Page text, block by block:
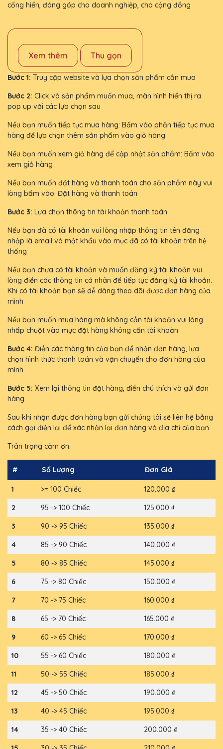
cống hiến, đóng góp cho doanh nghiệp, cho cộng đồng
Xem thêm Thu gọn
Bước 1: Truy cập website và lựa chọn sản phẩm cần mua
Bước 2: Click và sản phẩm muốn mua, màn hình hiển thị ra
pop up với các lựa chọn sau
Nếu bạn muốn tiếp tục mua hàng: Bấm vào phần tiếp tục mua
hàng để lựa chọn thêm sản phẩm vào giỏ hàng
Nếu bạn muốn xem giỏ hàng để cập nhật sản phẩm: Bấm vào
xem giỏ hàng
Nếu bạn muốn đặt hàng và thanh toán cho sản phẩm này vui
lòng bấm vào: Đặt hàng và thanh toán
Bước 3: Lựa chọn thông tin tài khoản thanh toán
Nếu bạn đã có tài khoản vui lòng nhập thông tin tên đăng
nhập là email và mật khẩu vào mục đã có tài khoản trên hệ
thống
Nếu bạn chưa có tài khoản và muốn đăng ký tài khoản vui
lòng điền các thông tin cá nhân để tiếp tục đăng ký tài khoản.
Khi có tài khoản bạn sẽ dễ dàng theo dõi được đơn hàng của
mình
Nếu bạn muốn mua hàng mà không cần tài khoản vui lòng
nhấp chuột vào mục đặt hàng không cần tài khoản
Bước 4: Điền các thông tin của bạn để nhận đơn hàng, lựa
chọn hình thức thanh toán và vận chuyển cho đơn hàng của
mình
Bước 5: Xem lại thông tin đặt hàng, điền chú thích và gửi đơn
hàng
Sau khi nhận được đơn hàng bạn gửi chúng tôi sẽ liên hệ bằng
cách gọi điện lại để xác nhận lại đơn hàng và địa chỉ của bạn.
Trân trọng cảm ơn.
# Số Lượng Đơn Giá
1 >= 100 Chiếc 120.000 ₫
2 95 -> 100 Chiếc 125.000 ₫
3 90 -> 95 Chiếc 135.000 ₫
4 85 -> 90 Chiếc 140.000 ₫
5 80 -> 85 Chiếc 145.000 ₫
6 75 -> 80 Chiếc 150.000 ₫
7 70 -> 75 Chiếc 160.000 ₫
8 65 -> 70 Chiếc 165.000 ₫
9 60 -> 65 Chiếc 170.000 ₫
10 55 -> 60 Chiếc 180.000 ₫
11 50 -> 55 Chiếc 185.000 ₫
12 45 -> 50 Chiếc 190.000 ₫
13 40 -> 45 Chiếc 195.000 ₫
14 35 -> 40 Chiếc 200.000 ₫